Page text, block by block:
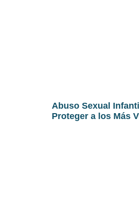
Abuso Sexual
Proteger a los Más